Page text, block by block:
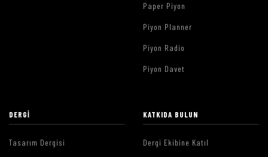
Paper Piyon
Piyon Planner
Piyon Radio
Piyon Davet
DERGI
Tasarım Dergisi
KATKIDA BULUN
Dergi Ekibine Katıl